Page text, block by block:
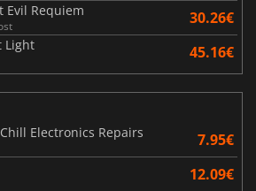
Evil Requiem 30.26€
Light 45.16€
Electronics Repairs
7.95€
12.09€